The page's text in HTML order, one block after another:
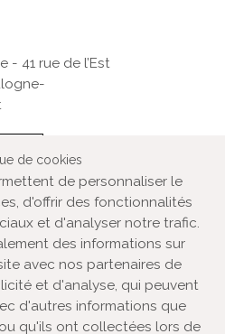
- 41 rue de l’Est
nous
2022
légales
du site
de cookies
de personnaliser le
d'offrir des fonctionnalités
et d'analyser notre trafic.
des informations sur
avec nos partenaires de
et d'analyse, qui peuvent
d'autres informations que
qu'ils ont collectées lors de